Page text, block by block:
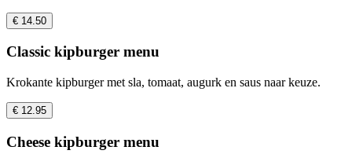
€ 14.50
Classic kipburger menu
Krokante kipburger met sla, tomaat, augurk en saus naar keuze.
€ 12.95
Cheese kipburger menu